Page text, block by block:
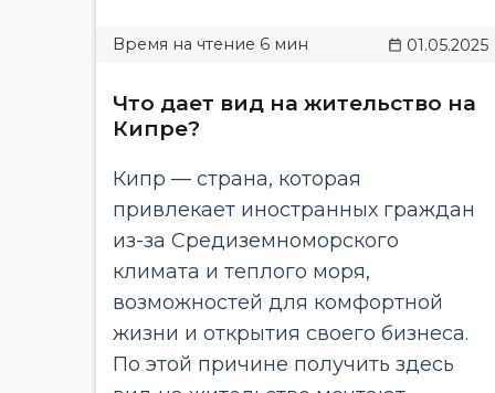
01.05.2025
Что дает вид на жительство на
Кипре?
Кипр — страна, которая
привлекает иностранных граждан
из-за Средиземноморского
климата и теплого моря,
возможностей для комфортной
жизни и открытия своего бизнеса.
По этой причине получить здесь